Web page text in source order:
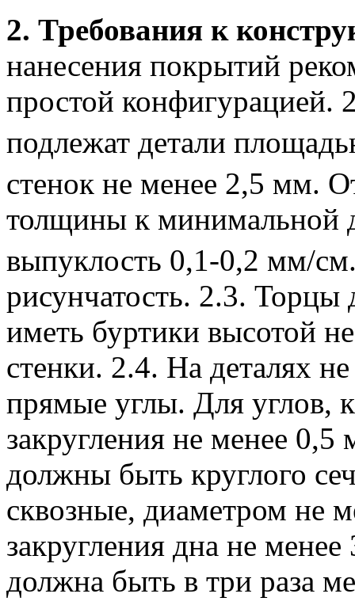
2. Требования к
нанесения покрытий
простой конфигурацией.
подлежат детали
стенок не менее 2,5 мм.
толщины к минимальной
выпуклость 0,1-0,2 мм/
рисунчатость. 2.3. Торцы
иметь буртики высотой
стенки. 2.4. На деталях
прямые углы. Для углов,
закругления не менее 0,5
должны быть круглого
сквозные, диаметром не
закругления дна не
должна быть в три раза